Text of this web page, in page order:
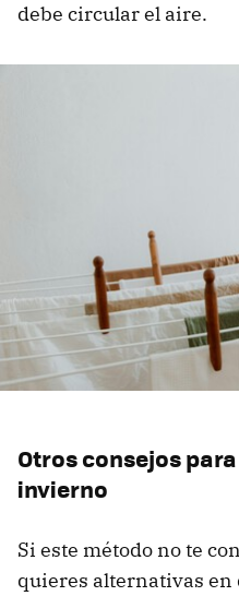
debe circular el aire.
Otros consejos
invierno
Si este método no te
quieres alternativas en